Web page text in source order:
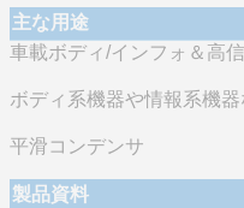
主な用途
車載ボディ/インフォ＆高
ボディ系機器や情報系機
平滑コンデンサ
製品資料